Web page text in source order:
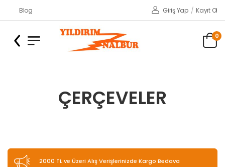
Blog Giriş Yap / Kayıt Ol
0
ÇERÇEVELER
2000 TL ve Üzeri Alış Verişlerinizde Kargo Bedava